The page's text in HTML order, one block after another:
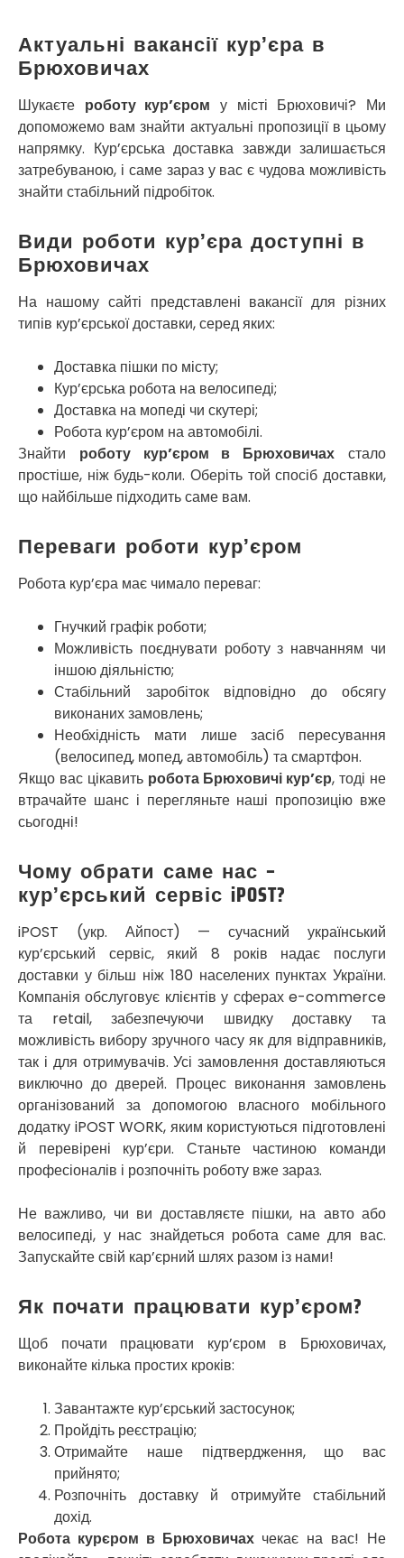
Актуальні вакансії кур’єра в
Брюховичах
Шукаєте роботу кур’єром у місті Брюховичі? Ми
допоможемо вам знайти актуальні пропозиції в цьому
напрямку. Кур’єрська доставка завжди залишається
затребуваною, і саме зараз у вас є чудова можливість
знайти стабільний підробіток.
Види роботи кур’єра доступні в
Брюховичах
На нашому сайті представлені вакансії для різних
типів кур’єрської доставки, серед яких:
Доставка пішки по місту;
Кур’єрська робота на велосипеді;
Доставка на мопеді чи скутері;
Робота кур’єром на автомобілі.
Знайти роботу кур’єром в Брюховичах стало
простіше, ніж будь-коли. Оберіть той спосіб доставки,
що найбільше підходить саме вам.
Переваги роботи кур’єром
Робота кур’єра має чимало переваг:
Гнучкий графік роботи;
Можливість поєднувати роботу з навчанням чи
іншою діяльністю;
Стабільний заробіток відповідно до обсягу
виконаних замовлень;
Необхідність мати лише засіб пересування
(велосипед, мопед, автомобіль) та смартфон.
Якщо вас цікавить робота Брюховичі кур’єр, тоді не
втрачайте шанс і перегляньте наші пропозицію вже
сьогодні!
Чому обрати саме нас –
кур’єрський сервіс iPOST?
iPOST (укр. Айпост) — сучасний український
кур’єрський сервіс, який 8 років надає послуги
доставки у більш ніж 180 населених пунктах України.
Компанія обслуговує клієнтів у сферах e-commerce
та retail, забезпечуючи швидку доставку та
можливість вибору зручного часу як для відправників,
так і для отримувачів. Усі замовлення доставляються
виключно до дверей. Процес виконання замовлень
організований за допомогою власного мобільного
додатку iPOST WORK, яким користуються підготовлені
й перевірені кур’єри. Станьте частиною команди
професіоналів і розпочніть роботу вже зараз.
Не важливо, чи ви доставляєте пішки, на авто або
велосипеді, у нас знайдеться робота саме для вас.
Запускайте свій кар’єрний шлях разом із нами!
Як почати працювати кур’єром?
Щоб почати працювати кур’єром в Брюховичах,
виконайте кілька простих кроків:
Завантажте кур’єрський застосунок;
Пройдіть реєстрацію;
Отримайте наше підтвердження, що вас
прийнято;
Розпочніть доставку й отримуйте стабільний
дохід.
Робота курєром в Брюховичахчекає на вас! Не
Крихівці
Крюківщина
Крижанівка
Ладижин
Лісники
Лиманка
Лозова
Лубни
Луцьк
Львів
Малин
Миргород
Мукачево
Ніжин
Микитинці
Миколаїв
Нікополь
Новоолександрівка
Новомосковськ
Новосілки
Обухів
Обухівка
Одеса
Павлоград
Переяслав
Первомайськ
Пісочин
Петриків
Петропавлівська Борщагівка
Підгородне
Погреби
Покров
Полтава
Прилуки
П’ятихатки
Роздільна
Рені
Решетилівка
Ромни
Рівне
Рудне
Самбір
Щасливе
Шепетівка
Шостка
Шпола
Синельникове
Славута
Славутич
Слобожанське
Софіївська Борщагівка
Сокільники
Солоницівка
Старі Петрівці
Стоянка
Стрий
Світловодськ
Святопетрівське
Тальне
Тарасівка
Тернопіль
Тернівка
Трускавець
Тульчин